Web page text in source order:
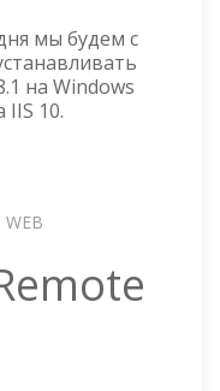
мы будем с
на Windows
IIS 10.
WEB